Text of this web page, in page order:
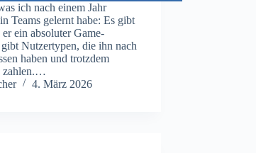
ich nach einem Jahr
Teams gelernt habe: Es gibt
ein absoluter Game-
Nutzertypen, die ihn nach
haben und trotzdem
zahlen.…
4. März 2026